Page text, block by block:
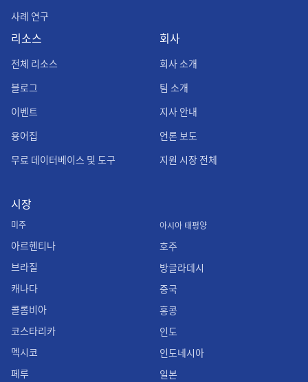
사례 연구
리소스
전체 리소스
블로그
이벤트
용어집
무료 데이터베이스 및 도구
회사
회사 소개
팀 소개
지사 안내
언론 보도
지원 시장 전체
시장
미주
아르헨티나
브라질
캐나다
콜롬비아
코스타리카
멕시코
페루
아시아 태평양
호주
방글라데시
중국
홍콩
인도
인도네시아
일본